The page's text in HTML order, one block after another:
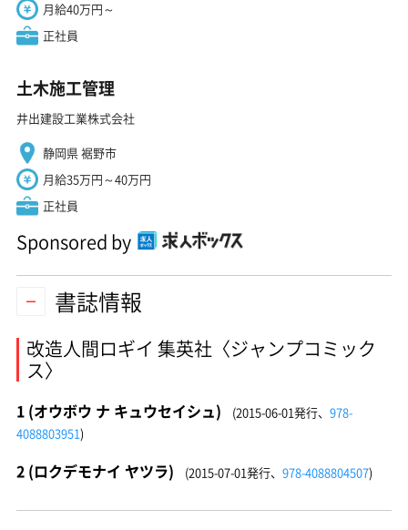
月給40万円～
正社員
土木施工管理
井出建設工業株式会社
静岡県 裾野市
月給35万円～40万円
正社員
Sponsored by
書誌情報
改造人間ロギイ 集英社〈ジャンプコミック
ス〉
1 (オウボウ ナ キュウセイシュ) (2015-06-01発行、 978-
4088803951)
2 (ロクデモナイ ヤツラ) (2015-07-01発行、 978-4088804507)